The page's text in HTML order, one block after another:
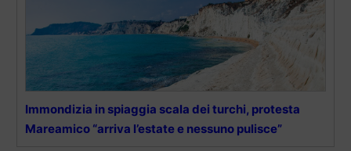
Immondizia in spiaggia scala dei turchi, protesta
Mareamico “arriva l’estate e nessuno pulisce”